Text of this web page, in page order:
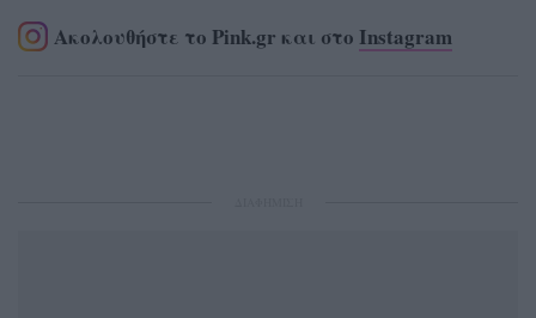
Ακολουθήστε το Pink.gr και στο Instagram